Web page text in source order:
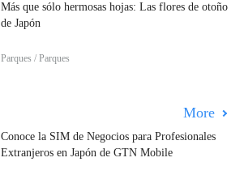
Más que sólo hermosas hojas: Las flores de otoño
de Japón
Parques / Parques
More
Conoce la SIM de Negocios para Profesionales
Extranjeros en Japón de GTN Mobile